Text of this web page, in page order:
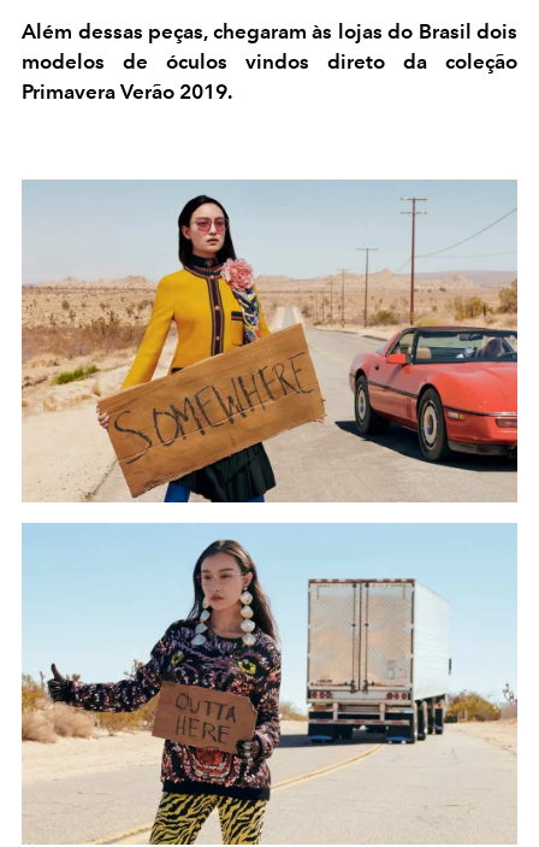
Além dessas peças, chegaram às lojas do Brasil dois
modelos de óculos vindos direto da coleção
Primavera Verão 2019.